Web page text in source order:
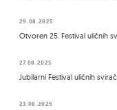
29.08.2025
Otvoren 25. Festival uličnih
27.08.2025
Jubilarni Festival uličnih
23.08.2025